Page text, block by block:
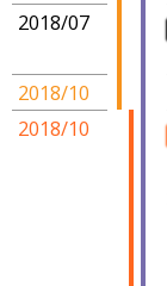
2018/07
2018/10
2018/10